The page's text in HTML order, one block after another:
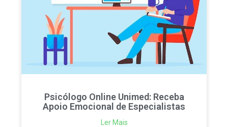
Psicólogo Online Unimed: Receba
Apoio Emocional de Especialistas
Ler Mais